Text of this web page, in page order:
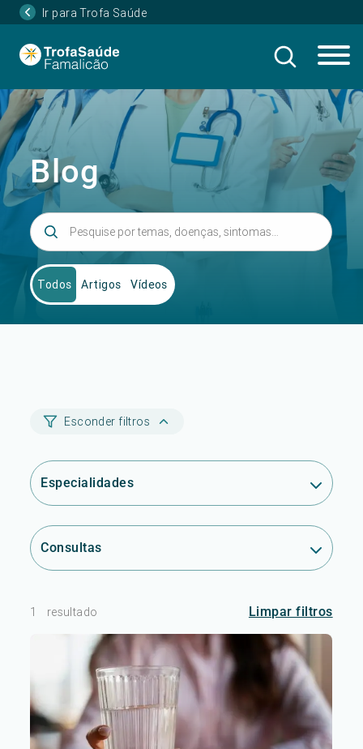
Ir para Trofa Saúde
Blog
Todos Artigos Vídeos
Esconder filtros
Especialidades
Consultas
1 resultado Limpar filtros